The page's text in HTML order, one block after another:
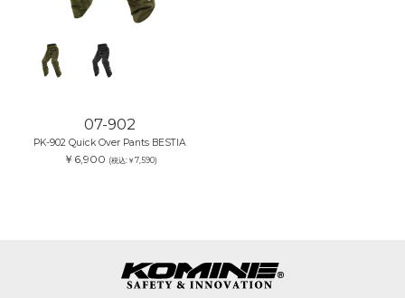
07-902
PK-902 Quick Over Pants BESTIA
￥6,900 (税込:￥7,590)